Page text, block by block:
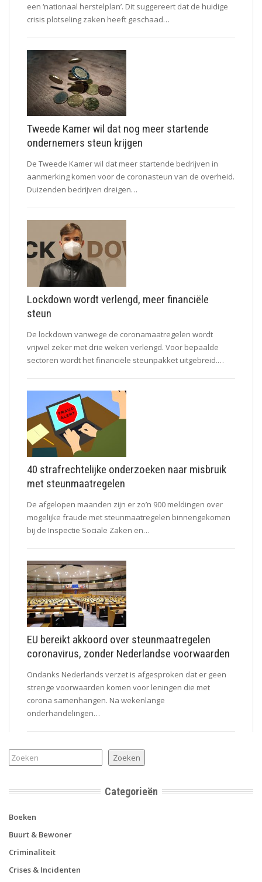
een ‘nationaal herstelplan’. Dit suggereert dat de huidige
crisis plotseling zaken heeft geschaad…
Tweede Kamer wil dat nog meer startende
ondernemers steun krijgen
De Tweede Kamer wil dat meer startende bedrijven in
aanmerking komen voor de coronasteun van de overheid.
Duizenden bedrijven dreigen…
Lockdown wordt verlengd, meer financiële
steun
De lockdown vanwege de coronamaatregelen wordt
vrijwel zeker met drie weken verlengd. Voor bepaalde
sectoren wordt het financiële steunpakket uitgebreid.…
40 strafrechtelijke onderzoeken naar misbruik
met steunmaatregelen
De afgelopen maanden zijn er zo’n 900 meldingen over
mogelijke fraude met steunmaatregelen binnengekomen
bij de Inspectie Sociale Zaken en…
EU bereikt akkoord over steunmaatregelen
coronavirus, zonder Nederlandse voorwaarden
Ondanks Nederlands verzet is afgesproken dat er geen
strenge voorwaarden komen voor leningen die met
corona samenhangen. Na wekenlange
onderhandelingen…
Zoeken Zoeken
Categorieën
Boeken
Buurt & Bewoner
Criminaliteit
Crises & Incidenten